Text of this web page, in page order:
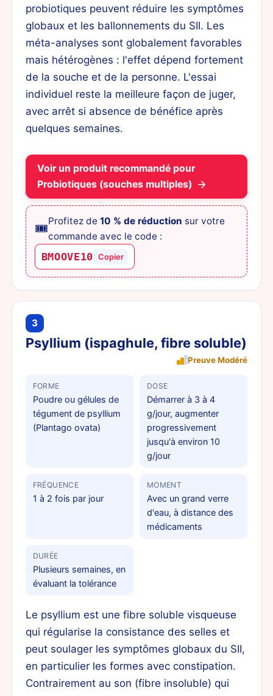
probiotiques peuvent réduire les symptômes
globaux et les ballonnements du SII. Les
méta-analyses sont globalement favorables
mais hétérogènes : l'effet dépend fortement
de la souche et de la personne. L'essai
individuel reste la meilleure façon de juger,
avec arrêt si absence de bénéfice après
quelques semaines.
Voir un produit recommandé pour
Probiotiques (souches multiples)
🎟️Profitez de10 % de réduction sur votre
commande avec le code :
BMOOVE10 Copier
3
Psyllium (ispaghule, fibre soluble)
Preuve Modéré
FORME
Poudre ou gélules de
tégument de psyllium
(Plantago ovata)
DOSE
Démarrer à 3 à 4
g/jour, augmenter
progressivement
jusqu'à environ 10
g/jour
FRÉQUENCE
1 à 2 fois par jour
MOMENT
Avec un grand verre
d'eau, à distance des
médicaments
DURÉE
Plusieurs semaines, en
évaluant la tolérance
Le psyllium est une fibre soluble visqueuse
qui régularise la consistance des selles et
peut soulager les symptômes globaux du SII,
en particulier les formes avec constipation.
Contrairement au son (fibre insoluble) qui